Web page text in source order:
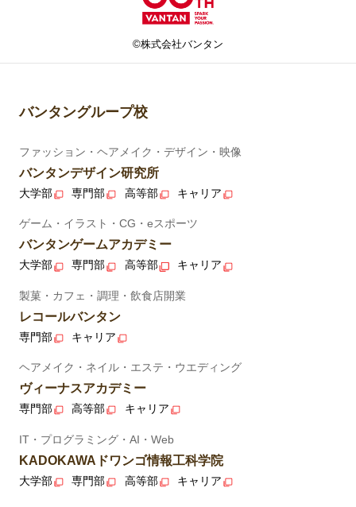
©株式会社バンタン
バンタングループ校
ファッション・ヘアメイク・デザイン・映像
バンタンデザイン研究所
大学部 専門部 高等部 キャリア
ゲーム・イラスト・CG・eスポーツ
バンタンゲームアカデミー
大学部 専門部 高等部 キャリア
製菓・カフェ・調理・飲食店開業
レコールバンタン
専門部 キャリア
ヘアメイク・ネイル・エステ・ウエディング
ヴィーナスアカデミー
専門部 高等部 キャリア
IT・プログラミング・AI・Web
KADOKAWAドワンゴ情報工科学院
大学部 専門部 高等部 キャリア